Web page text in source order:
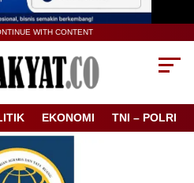
WITH CONTENT
EKONOMI TNI – POLRI